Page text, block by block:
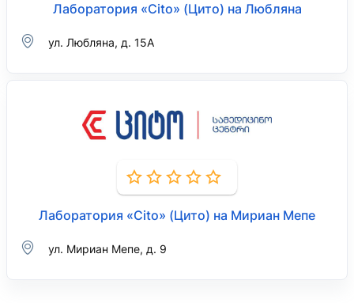
Лаборатория «Cito» (Цито) на Любляна
ул. Любляна, д. 15А
Лаборатория «Cito» (Цито) на Мириан Мепе
ул. Мириан Мепе, д. 9